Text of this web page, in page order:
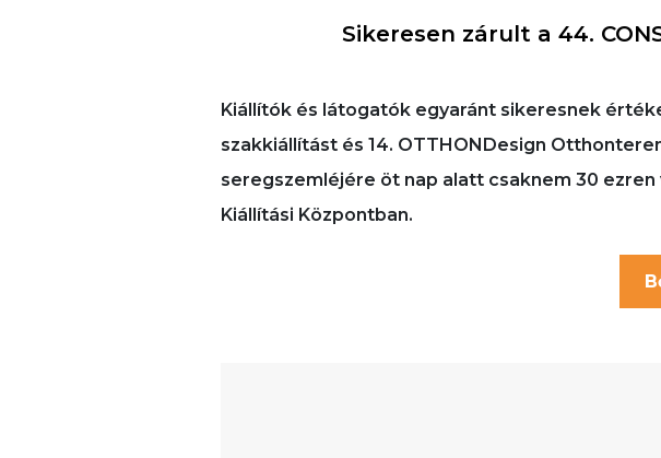
Sikeresen zárult a 44.
Kiállítók és látogatók egyaránt sikeresnek
szakkiállítást és 14. OTTHONDesign
seregszemléjére öt nap alatt csaknem 30 ezren
Kiállítási Központban.